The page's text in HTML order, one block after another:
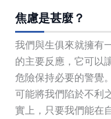
焦慮是甚麼？
我們與生俱來就擁有
的主要反應，它可以
危險保持必要的警覺
可能將我們陷於不利
實上，只要我們能在